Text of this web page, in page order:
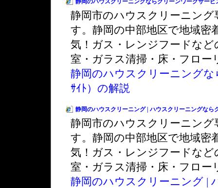
静岡のハウスクリーニングならクリーンワークサービ
静岡市のハウスクリーニン
す。静岡の中部地区で地域密
気！ガス・レンジフードな
室・ガラス清掃・床・フロ
静岡のハウスクリーニングな
ｻｲﾄ）の解説
静岡のハウスクリーニング | ハウスクリーニングなら
静岡市のハウスクリーニン
す。静岡の中部地区で地域密
気！ガス・レンジフードな
室・ガラス清掃・床・フロ
静岡のハウスクリーニング |